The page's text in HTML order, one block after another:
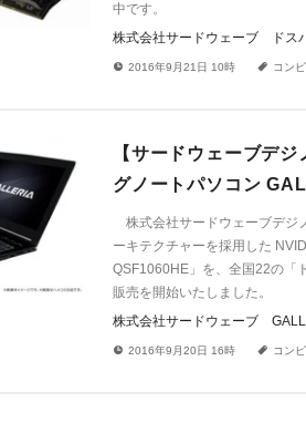
中です。
株式会社サードウェーブ ドス
! 2016年9月21日 10時 a コン
【サードウェーブデ
グノートパソコン
株式会社サードウェーブデジ
ーキテクチャーを採用した
QSF1060HE」を、全国22の「
販売を開始いたしました。
株式会社サードウェーブ
! 2016年9月20日 16時 a コン